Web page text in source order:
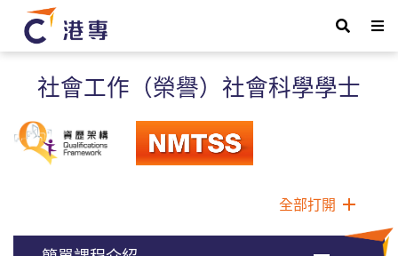
社會工作（榮譽）社會科學學士
全部打開